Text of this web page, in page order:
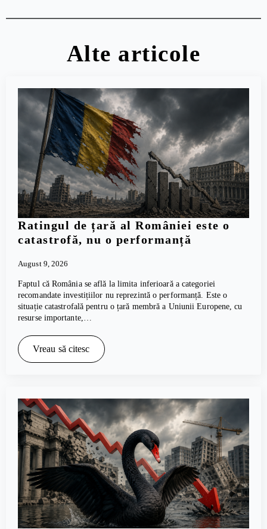
Alte articole
Ratingul de țară al României este o
catastrofă, nu o performanță
August 9, 2026
Faptul că România se află la limita inferioară a categoriei
recomandate investițiilor nu reprezintă o performanță. Este o
situație catastrofală pentru o țară membră a Uniunii Europene, cu
resurse importante,…
Vreau să citesc